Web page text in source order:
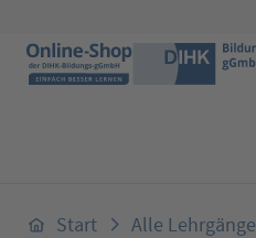
Start Alle Lehrgänge